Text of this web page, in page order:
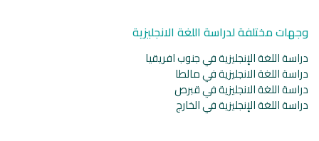
وجهات مختلفة لدراسة اللغة الانجليزية
دراسة اللغة الإنجليزية في جنوب افريقيا
دراسة اللغة الانجليزية في مالطا
دراسة اللغة الانجليزية في قبرص
دراسة اللغة الإنجليزية في الخارج